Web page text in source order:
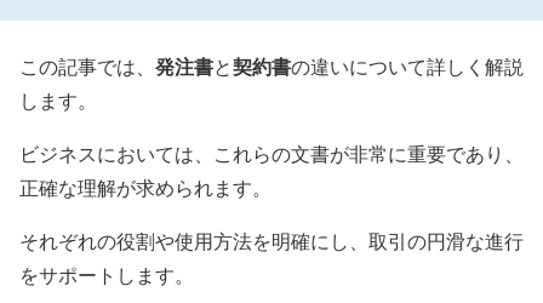
この記事では、 発注書と契約書の違いについて詳しく解説
します。
ビジネスにおいては、これらの文書が非常に重要であり、
正確な理解が求められます。
それぞれの役割や使用方法を明確にし、取引の円滑な進行
をサポートします。